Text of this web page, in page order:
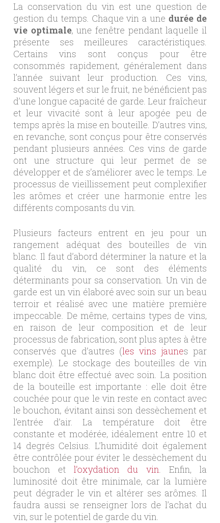
La conservation du vin est une question de
gestion du temps. Chaque vin a une durée de
vie optimale, une fenêtre pendant laquelle il
présente ses meilleures caractéristiques.
Certains vins sont conçus pour être
consommés rapidement, généralement dans
l’année suivant leur production. Ces vins,
souvent légers et sur le fruit, ne bénéficient pas
d’une longue capacité de garde. Leur fraîcheur
et leur vivacité sont à leur apogée peu de
temps après la mise en bouteille. D’autres vins,
en revanche, sont conçus pour être conservés
pendant plusieurs années. Ces vins de garde
ont une structure qui leur permet de se
développer et de s’améliorer avec le temps. Le
processus de vieillissement peut complexifier
les arômes et créer une harmonie entre les
différents composants du vin.
Plusieurs facteurs entrent en jeu pour un
rangement adéquat des bouteilles de vin
blanc. Il faut d’abord déterminer la nature et la
qualité du vin, ce sont des éléments
déterminants pour sa conservation. Un vin de
garde est un vin élaboré avec soin sur un beau
terroir et réalisé avec une matière première
impeccable. De même, certains types de vins,
en raison de leur composition et de leur
processus de fabrication, sont plus aptes à être
conservés que d’autres (les vins jaunes par
exemple). Le stockage des bouteilles de vin
blanc doit être effectué avec soin. La position
de la bouteille est importante : elle doit être
couchée pour que le vin reste en contact avec
le bouchon, évitant ainsi son dessèchement et
l’entrée d’air. La température doit être
constante et modérée, idéalement entre 10 et
14 degrés Celsius. L’humidité doit également
être contrôlée pour éviter le dessèchement du
bouchon etl’oxydation du vin. Enfin, la
luminosité doit être minimale, car la lumière
peut dégrader le vin et altérer ses arômes. Il
faudra aussi se renseigner lors de l’achat du
vin, sur le potentiel de garde du vin.